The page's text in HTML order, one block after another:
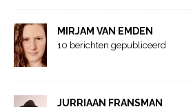
MIRJAM VAN EMDEN
10 berichten gepubliceerd
JURRIAAN FRANSMAN